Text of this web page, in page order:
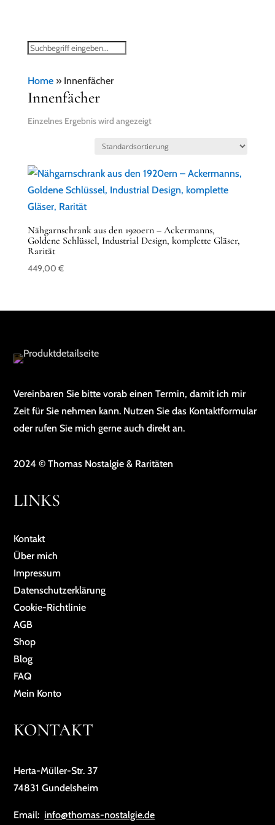
Home» Innenfächer
Innenfächer
Einzelnes Ergebnis wird angezeigt
Nähgarnschrank aus den 1920ern – Ackermanns,
Goldene Schlüssel, Industrial Design, komplette Gläser,
Rarität
449,00 €
Vereinbaren Sie bitte vorab einen Termin, damit ich mir
Zeit für Sie nehmen kann. Nutzen Sie das Kontaktformular
oder rufen Sie mich gerne auch direkt an.
2024 © Thomas Nostalgie & Raritäten
LINKS
Kontakt
Über mich
Impressum
Da­ten­schutz­er­klä­rung
Cookie-Richtlinie
AGB
Shop
Blog
FAQ
Mein Konto
KONTAKT
Herta-Müller-Str. 37
74831 Gundelsheim
Email: info@thomas-nostalgie.de